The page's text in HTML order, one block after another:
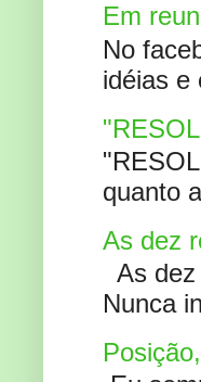
Em
No
idéias e
quanto
As dez
As
Nunca